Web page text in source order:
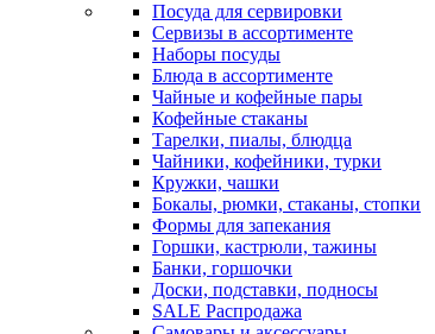
Посуда для сервировки
Сервизы в ассортименте
Наборы посуды
Блюда в ассортименте
Чайные и кофейные пары
Кофейные стаканы
Тарелки, пиалы, блюдца
Чайники, кофейники, турки
Кружки, чашки
Бокалы, рюмки, стаканы, стопки
Формы для запекания
Горшки, кастрюли, тажины
Банки, горшочки
Доски, подставки, подносы
SALE Распродажа